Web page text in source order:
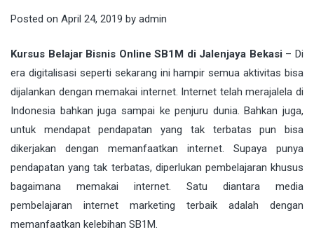
Posted on April 24, 2019 by admin
Kursus Belajar Bisnis Online SB1M di Jalenjaya Bekasi – Di
era digitalisasi seperti sekarang ini hampir semua aktivitas bisa
dijalankan dengan memakai internet. Internet telah merajalela di
Indonesia bahkan juga sampai ke penjuru dunia. Bahkan juga,
untuk mendapat pendapatan yang tak terbatas pun bisa
dikerjakan dengan memanfaatkan internet. Supaya punya
pendapatan yang tak terbatas, diperlukan pembelajaran khusus
bagaimana memakai internet. Satu diantara media
pembelajaran internet marketing terbaik adalah dengan
memanfaatkan kelebihan SB1M